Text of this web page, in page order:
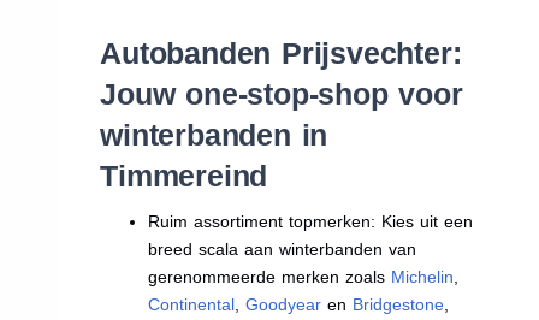
Autobanden Prijsvechter:
Jouw one-stop-shop voor
winterbanden in
Timmereind
Ruim assortiment topmerken: Kies uit een
breed scala aan winterbanden van
gerenommeerde merken zoals Michelin
Continental ,Goodyear en Bridgestone